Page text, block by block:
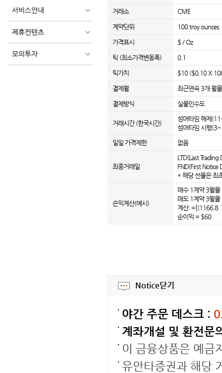
서비스안내
제휴컨텐츠
모의투자
거래소 CME
계약단위 100 troy ounces
가격표시 $ / Oz
틱 (최소가격변동폭) 0.1
틱가치 $10 ($0.10 X
결제월 최근연속 3개 월
결제방식 실물인수도
거래시간 (한국시간)
섬머타임 해제
섬머타임 시행
일일 가격제한
없음
최종거래일
LTD(Last Trading
FND(First Notice
* 해당 선물은 최
손익계산(예시)
매수 1계약 3월
매도 1계약 3월
계산: =[(1166.8
순이익 = $60
Notice닫기
야간 주문 데스크 :
계좌개설 및 환전문
이 금융상품은 예금
유안타증권과 해당